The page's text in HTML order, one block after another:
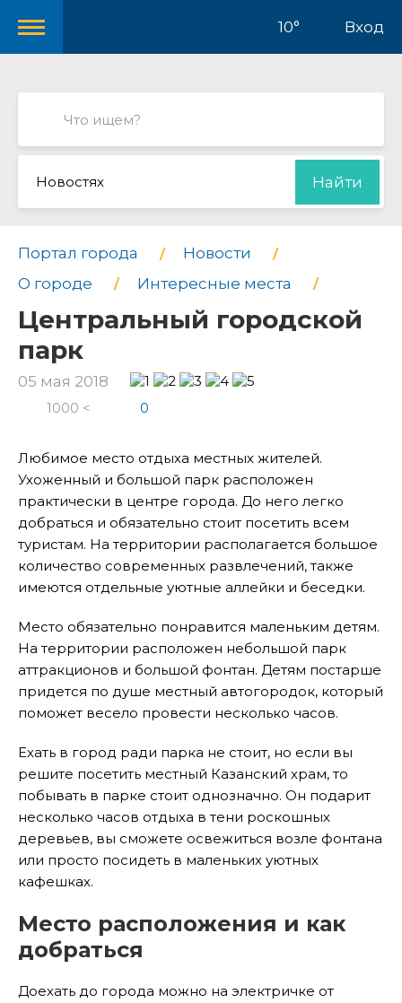
10° Вход
Новостях Найти
Портал города
Новости
О городе
Интересные места
Центральный городской
парк
05 мая 2018
1000 < 0
Любимое место отдыха местных жителей.
Ухоженный и большой парк расположен
практически в центре города. До него легко
добраться и обязательно стоит посетить всем
туристам. На территории располагается большое
количество современных развлечений, также
имеются отдельные уютные аллейки и беседки.
Место обязательно понравится маленьким детям.
На территории расположен небольшой парк
аттракционов и большой фонтан. Детям постарше
придется по душе местный автогородок, который
поможет весело провести несколько часов.
Ехать в город ради парка не стоит, но если вы
решите посетить местный Казанский храм, то
побывать в парке стоит однозначно. Он подарит
несколько часов отдыха в тени роскошных
деревьев, вы сможете освежиться возле фонтана
или просто посидеть в маленьких уютных
кафешках.
Место расположения и как
добраться
Доехать до города можно на электричке от